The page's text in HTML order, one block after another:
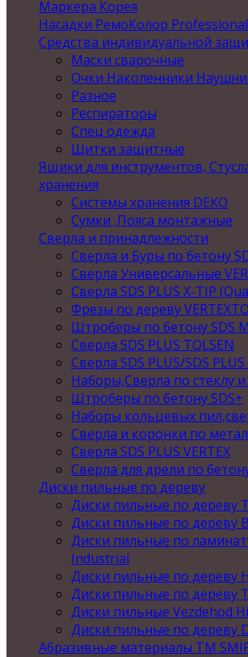
Маркера Корея
Насадки РемоКолор Professional
Средства индивидуальной
Маски сварочные
Очки Наколенники
Разное
Респираторы
Спец одежда
Щитки защитные
Ящики для инструментов,
хранения
Системы хранения DEKO
Сумки ,Пояса монтажные
Сверла и принадлежности
Сверла и Буры по бетону
Сверла Универсальные
Сверла SDS PLUS X-TIP
Фрезы по дереву
Штроберы по бетону SDS
Сверла SDS PLUS TOLSEN
Сверла SDS PLUS/SDS
Наборы,Сверла по стеклу
Штроберы по бетону SDS+
Наборы кольцевых
Сверла и коронки по
Сверла SDS PLUS VERTEX
Сверла для дрели по
Диски пильные по дереву
Диски пильные по дереву
Диски пильные по дереву
Диски пильные по
Industrial
Диски пильные по дереву
Диски пильные по дереву
Диски пильные Vezdehod
Диски пильные по дереву
Абразивные материалы ТМ